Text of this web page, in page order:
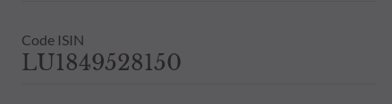
Code ISIN
LU1849528150